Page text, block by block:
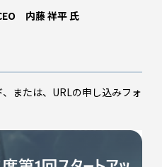
内藤 祥平 氏
または、URLの申し込みフォ